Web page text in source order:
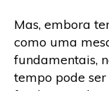
Mas, embora
como uma
fundamentais,
tempo pode ser